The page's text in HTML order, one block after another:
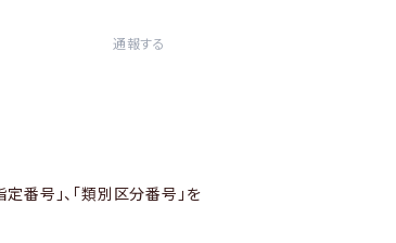
通報する
定番号」、「類別区分番号」を